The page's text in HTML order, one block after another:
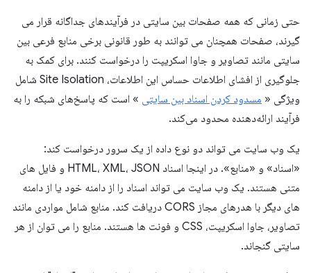
حتی زمانی که همه صفحات بین سایتی در فرآیندهای جداگانه قرار می
گیرند، صفحات همچنان می توانند به طور قانونی برخی منابع فرعی بین
سایتی مانند تصاویر و جاوا اسکریپت را درخواست کنند. برای کمک به
جلوگیری از افشای اطلاعات حساس این اطلاعات، Site Isolation شامل
ویژگی « مسدود کردن اسناد بین سایتی » است که پاسخ‌های شبکه را به
فرآیند ارائه‌دهنده محدود می‌کند.
یک وب سایت می تواند دو نوع داده از یک سرور درخواست کند:
«اسناد» و «منابع». در اینجا اسناد HTML، XML، JSON و فایل های
متنی هستند. یک وب سایت می تواند اسناد را از دامنه خود یا از دامنه
های دیگر با هدرهای مجاز CORS دریافت کند. منابع شامل مواردی مانند
تصاویر، جاوا اسکریپت، CSS و فونت ها هستند. منابع را می توان از هر
سایتی گنجاند.